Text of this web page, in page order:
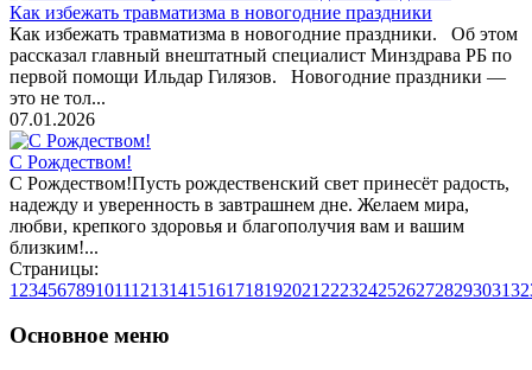
Как избежать травматизма в новогодние праздники
Как избежать травматизма в новогодние праздники. Об этом
рассказал главный внештатный специалист Минздрава РБ по
первой помощи Ильдар Гилязов. Новогодние праздники —
это не тол...
07.01.2026
С Рождеством!
С Рождеством!Пусть рождественский свет принесёт радость,
надежду и уверенность в завтрашнем дне. Желаем мира,
любви, крепкого здоровья и благополучия вам и вашим
близким!...
Страницы:
1 23456789101112131415161718192021 2223242526272829303132
Основное меню